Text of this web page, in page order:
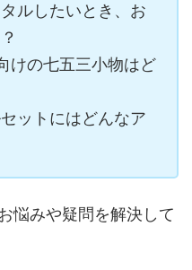
ルしたいとき、お
けの七五三小物はど
ットにはどんなア
悩みや疑問を解決して